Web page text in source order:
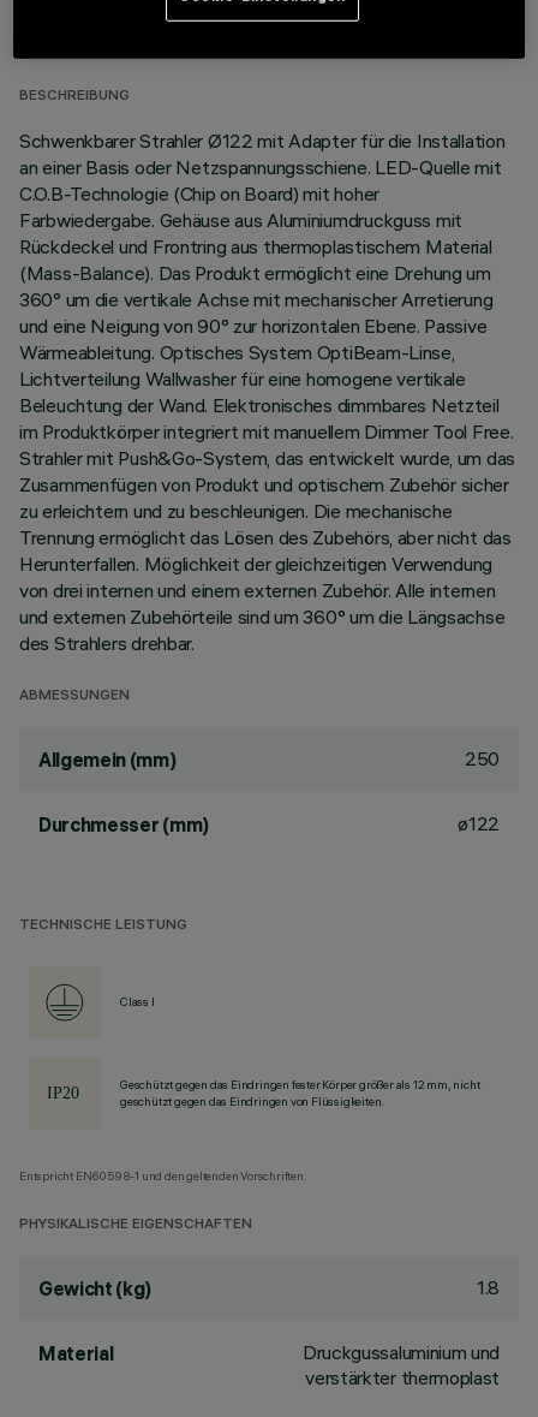
BESCHREIBUNG
Schwenkbarer Strahler Ø122 mit Adapter für die Installation
an einer Basis oder Netzspannungsschiene. LED-Quelle mit
C.O.B-Technologie (Chip on Board) mit hoher
Farbwiedergabe. Gehäuse aus Aluminiumdruckguss mit
Rückdeckel und Frontring aus thermoplastischem Material
(Mass-Balance). Das Produkt ermöglicht eine Drehung um
360° um die vertikale Achse mit mechanischer Arretierung
und eine Neigung von 90° zur horizontalen Ebene. Passive
Wärmeableitung. Optisches System OptiBeam-Linse,
Lichtverteilung Wallwasher für eine homogene vertikale
Beleuchtung der Wand. Elektronisches dimmbares Netzteil
im Produktkörper integriert mit manuellem Dimmer Tool Free.
Strahler mit Push&Go-System, das entwickelt wurde, um das
Zusammenfügen von Produkt und optischem Zubehör sicher
zu erleichtern und zu beschleunigen. Die mechanische
Trennung ermöglicht das Lösen des Zubehörs, aber nicht das
Herunterfallen. Möglichkeit der gleichzeitigen Verwendung
von drei internen und einem externen Zubehör. Alle internen
und externen Zubehörteile sind um 360° um die Längsachse
des Strahlers drehbar.
ABMESSUNGEN
Allgemein (mm) 250
Durchmesser (mm) ø122
TECHNISCHE LEISTUNG
Class I
Geschützt gegen das Eindringen fester Körper größer als 12 mm, nicht
geschützt gegen das Eindringen von Flüssigkeiten.
Entspricht EN60598-1 und den geltenden Vorschriften.
PHYSIKALISCHE EIGENSCHAFTEN
Gewicht (kg) 1.8
Material
Druckgussaluminium und
verstärkter thermoplast